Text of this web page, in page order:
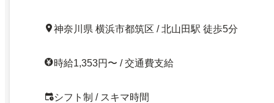
神奈川県 横浜市都筑区 / 北山田駅 徒歩5分
時給1,353円〜 / 交通費支給
シフト制 / スキマ時間